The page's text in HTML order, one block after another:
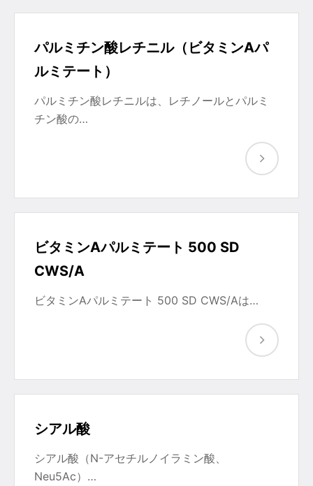
パルミチン酸レチニル（ビタミンAパ
ルミテート）
パルミチン酸レチニルは、レチノールとパルミ
チン酸の…
ビタミンAパルミテート 500 SD
CWS/A
ビタミンAパルミテート 500 SD CWS/Aは…
シアル酸
シアル酸（N-アセチルノイラミン酸、
Neu5Ac）…